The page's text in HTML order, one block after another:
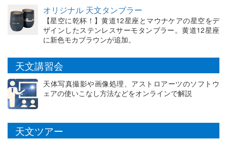
オリジナル 天文タンブラー
【星空に乾杯！】黄道12星座とマウナケアの星空をデ
ザインしたステンレスサーモタンブラー。黄道12星座
に新色モカブラウンが追加。
天文講習会
天体写真撮影や画像処理、アストロアーツのソフトウ
ェアの使いこなし方法などをオンラインで解説
天文ツアー